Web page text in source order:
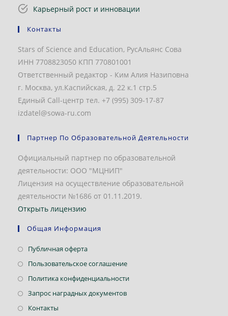
Карьерный рост и инновации
Контакты
Stars of Science and Education, РусАльянс Сова
ИНН 7708823050 КПП 770801001
Ответственный редактор - Ким Алия Назиповна
г. Москва, ул.Каспийская, д. 22 к.1 стр.5
Единый Call-центр тел. +7 (995) 309-17-87
izdatel@sowa-ru.com
Партнер По Образовательной Деятельности
Официальный партнер по образовательной
деятельности: ООО "МЦНИП"
Лицензия на осуществление образовательной
деятельности №1686 от 01.11.2019.
Открыть лицензию
Общая Информация
Публичная офертаОткроется
в
Пользовательское соглашениеОткроется
в
Политика конфиденциальностиОткроется
Запрос наградных документовОткроется
Контакты